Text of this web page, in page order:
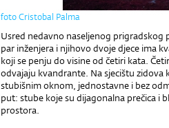
foto Cristobal Palma
Usred nedavno naseljenog prigradskog
par inženjera i njihovo dvoje djece ima
koji se penju do visine od četiri kata.
odvajaju kvandrante. Na sjecištu zidova
stubišnim oknom, jednostavne i bez
put: stube koje su dijagonalna prečica i
prostora.